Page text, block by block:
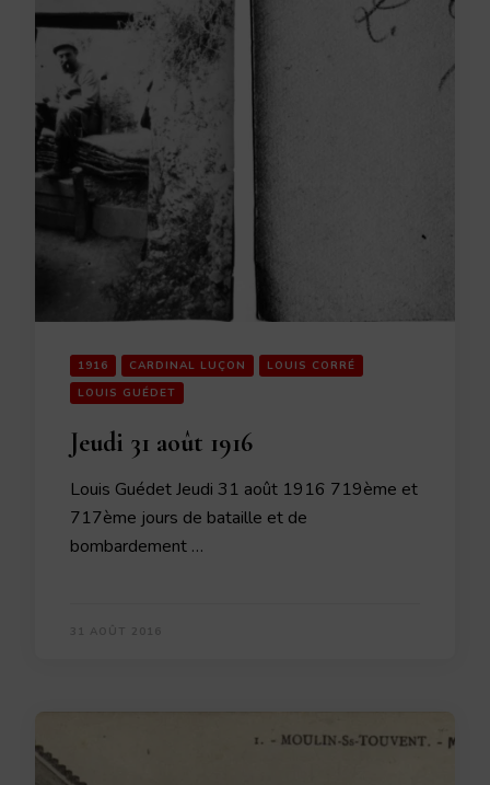
1916 CARDINAL LUÇON
LOUIS CORRÉ
LOUIS GUÉDET
Jeudi 31 août 1916
Louis Guédet Jeudi 31 août 1916 719ème et
717ème jours de bataille et de
bombardement …